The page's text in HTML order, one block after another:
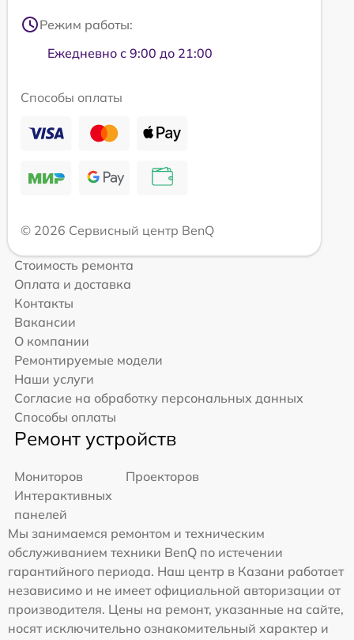
Режим работы:
Ежедневно с 9:00 до 21:00
Способы оплаты
© 2026 Сервисный центр BenQ
Стоимость ремонта
Оплата и доставка
Контакты
Вакансии
О компании
Ремонтируемые модели
Наши услуги
Согласие на обработку персональных данных
Способы оплаты
Ремонт устройств
Мониторов
Проекторов
Интерактивных
панелей
Мы занимаемся ремонтом и техническим
обслуживанием техники BenQ по истечении
гарантийного периода. Наш центр в Казани работает
независимо и не имеет официальной авторизации от
производителя. Цены на ремонт, указанные на сайте,
носят исключительно ознакомительный характер и